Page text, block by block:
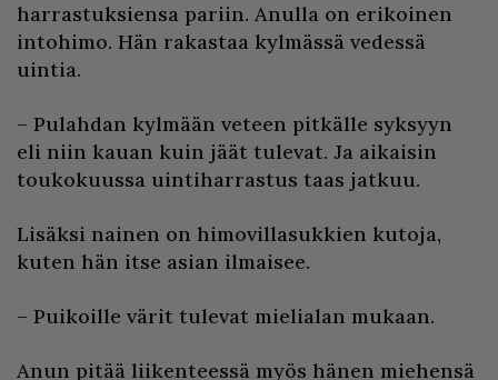
harrastuksiensa pariin. Anulla on erikoinen
intohimo. Hän rakastaa kylmässä vedessä
uintia.
– Pulahdan kylmään veteen pitkälle syksyyn
eli niin kauan kuin jäät tulevat. Ja aikaisin
toukokuussa uintiharrastus taas jatkuu.
Lisäksi nainen on himovillasukkien kutoja,
kuten hän itse asian ilmaisee.
– Puikoille värit tulevat mielialan mukaan.
Anun pitää liikenteessä myös hänen miehensä